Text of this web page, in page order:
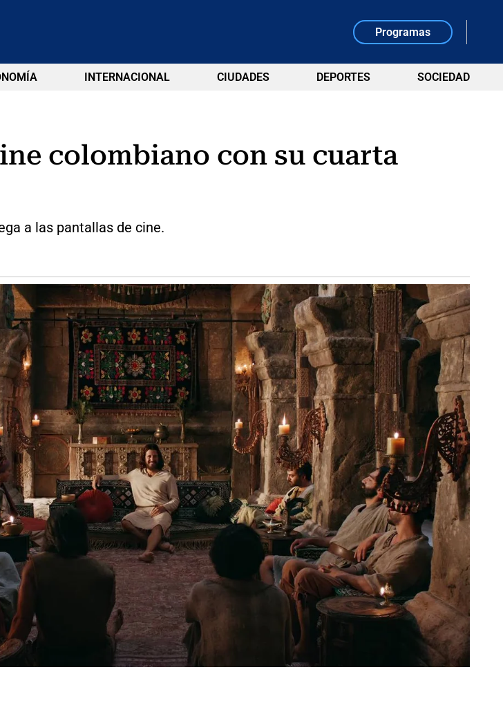
Programas
INTERNACIONAL CIUDADES DEPORTES SOCIEDAD
colombiano con su cuarta
a las pantallas de cine.